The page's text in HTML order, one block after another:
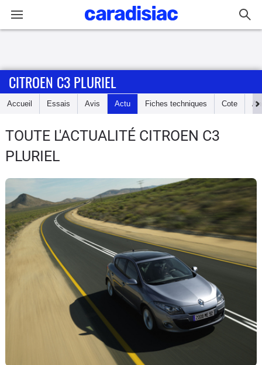
Accueil
Essais
Electriques
Utilitaires
CITROEN C3 PLURIEL
Accueil Essais Avis Actu Fiches techniques Cote
TOUTE L'ACTUALITÉ CITROEN C3
PLURIEL